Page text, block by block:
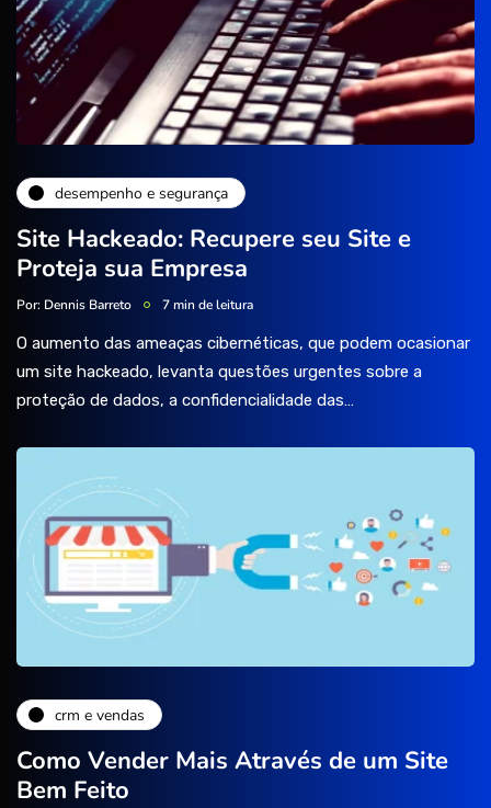
desempenho e segurança
Site Hackeado: Recupere seu Site e
Proteja sua Empresa
Por: Dennis Barreto 7 min de leitura
O aumento das ameaças cibernéticas, que podem ocasionar
um site hackeado, levanta questões urgentes sobre a
proteção de dados, a confidencialidade das…
crm e vendas
Como Vender Mais Através de um Site
Bem Feito